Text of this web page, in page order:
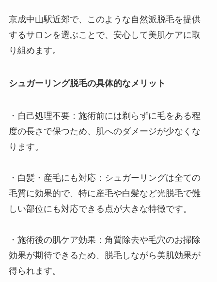
京成中山駅近郊で、このような自然派脱毛を提供
するサロンを選ぶことで、安心して美肌ケアに取
り組めます。
シュガーリング脱毛の具体的なメリット
・自己処理不要：施術前には剃らずに毛をある程
度の長さで保つため、肌へのダメージが少なくな
ります。
・白髪・産毛にも対応：シュガーリングは全ての
毛質に効果的で、特に産毛や白髪など光脱毛で難
しい部位にも対応できる点が大きな特徴です。
・施術後の肌ケア効果：角質除去や毛穴のお掃除
効果が期待できるため、脱毛しながら美肌効果が
得られます。